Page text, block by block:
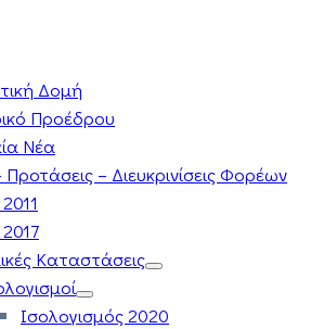
Δομή
Προέδρου
Νέα
Προτάσεις – Διευκρινίσεις Φορέων
Καταστάσεις
Ισολογισμός 2020